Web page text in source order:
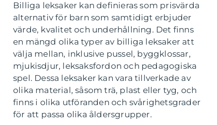
Billiga leksaker kan definieras som prisvärda
alternativ för barn som samtidigt erbjuder
värde, kvalitet och underhållning. Det finns
en mängd olika typer av billiga leksaker att
välja mellan, inklusive pussel, byggklossar,
mjukisdjur, leksaksfordon och pedagogiska
spel. Dessa leksaker kan vara tillverkade av
olika material, såsom trä, plast eller tyg, och
finns i olika utföranden och svårighetsgrader
för att passa olika åldersgrupper.